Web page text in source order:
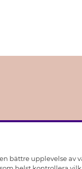
bättre upplevelse av